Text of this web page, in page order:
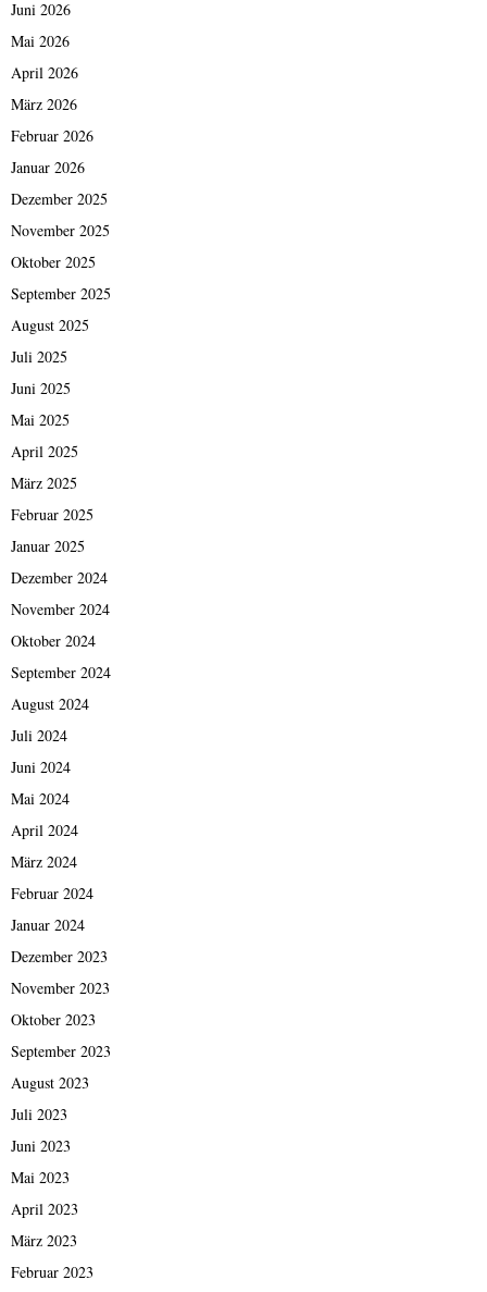
Juni 2026
Mai 2026
April 2026
März 2026
Februar 2026
Januar 2026
Dezember 2025
November 2025
Oktober 2025
September 2025
August 2025
Juli 2025
Juni 2025
Mai 2025
April 2025
März 2025
Februar 2025
Januar 2025
Dezember 2024
November 2024
Oktober 2024
September 2024
August 2024
Juli 2024
Juni 2024
Mai 2024
April 2024
März 2024
Februar 2024
Januar 2024
Dezember 2023
November 2023
Oktober 2023
September 2023
August 2023
Juli 2023
Juni 2023
Mai 2023
April 2023
März 2023
Februar 2023